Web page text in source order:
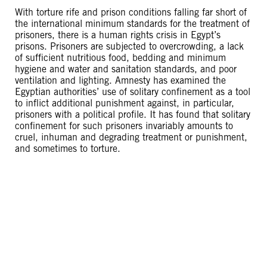
With torture rife and prison conditions falling far short of
the international minimum standards for the treatment of
prisoners, there is a human rights crisis in Egypt’s
prisons. Prisoners are subjected to overcrowding, a lack
of sufficient nutritious food, bedding and minimum
hygiene and water and sanitation standards, and poor
ventilation and lighting. Amnesty has examined the
Egyptian authorities’ use of solitary confinement as a tool
to inflict additional punishment against, in particular,
prisoners with a political profile. It has found that solitary
confinement for such prisoners invariably amounts to
cruel, inhuman and degrading treatment or punishment,
and sometimes to torture.